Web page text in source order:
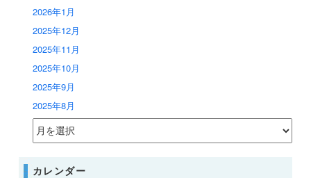
2026年1月
2025年12月
2025年11月
2025年10月
2025年9月
2025年8月
カレンダー